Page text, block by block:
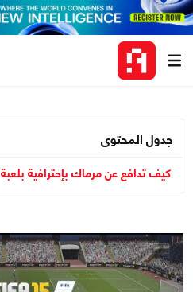
جدول المحتوى
كيف تدافع عن مرماك بإحترافية بلعبة FIFA 15